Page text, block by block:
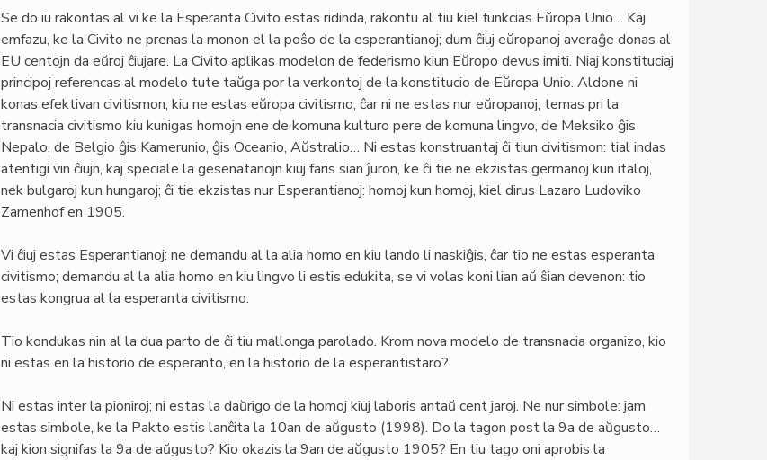
Se do iu rakontas al vi ke la Esperanta Civito estas ridinda, rakontu al tiu kiel funkcias Eŭropa Unio… Kaj
emfazu, ke la Civito ne prenas la monon el la poŝo de la esperantianoj; dum ĉiuj eŭropanoj averaĝe donas al
EU centojn da eŭroj ĉiujare. La Civito aplikas modelon de federismo kiun Eŭropo devus imiti. Niaj konstituciaj
principoj referencas al modelo tute taŭga por la verkontoj de la konstitucio de Eŭropa Unio. Aldone ni
konas efektivan civitismon, kiu ne estas eŭropa civitismo, ĉar ni ne estas nur eŭropanoj; temas pri la
transnacia civitismo kiu kunigas homojn ene de komuna kulturo pere de komuna lingvo, de Meksiko ĝis
Nepalo, de Belgio ĝis Kamerunio, ĝis Oceanio, Aŭstralio… Ni estas konstruantaj ĉi tiun civitismon: tial indas
atentigi vin ĉiujn, kaj speciale la gesenatanojn kiuj faris sian ĵuron, ke ĉi tie ne ekzistas germanoj kun italoj,
nek bulgaroj kun hungaroj; ĉi tie ekzistas nur Esperantianoj: homoj kun homoj, kiel dirus Lazaro Ludoviko
Zamenhof en 1905.
Vi ĉiuj estas Esperantianoj: ne demandu al la alia homo en kiu lando li naskiĝis, ĉar tio ne estas esperanta
civitismo; demandu al la alia homo en kiu lingvo li estis edukita, se vi volas koni lian aŭ ŝian devenon: tio
estas kongrua al la esperanta civitismo.
Tio kondukas nin al la dua parto de ĉi tiu mallonga parolado. Krom nova modelo de transnacia organizo, kio
ni estas en la historio de esperanto, en la historio de la esperantistaro?
Ni estas inter la pioniroj; ni estas la daŭrigo de la homoj kiuj laboris antaŭ cent jaroj. Ne nur simbole: jam
estas simbole, ke la Pakto estis lanĉita la 10an de aŭgusto (1998). Do la tagon post la 9a de aŭgusto…
kaj kion signifas la 9a de aŭgusto? Kio okazis la 9an de aŭgusto 1905? En tiu tago oni aprobis la